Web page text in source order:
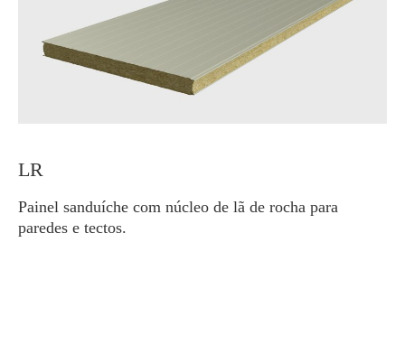
LR
Painel sanduíche com núcleo de lã de rocha para
paredes e tectos.